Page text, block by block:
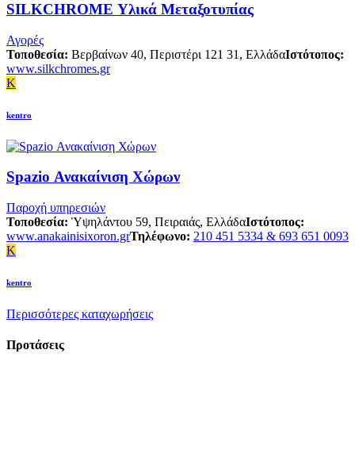
SILKCHROME Υλικά Μεταξοτυπίας
Αγορές
Τοποθεσία: Βερβαίνων 40, Περιστέρι 121 31, ΕλλάδαΙστότοπος:
www.silkchromes.gr
K
kentro
Spazio Ανακαίνιση Χώρων
Παροχή υπηρεσιών
Τοποθεσία: Ὑψηλάντου 59, Πειραιάς, ΕλλάδαΙστότοπος:
www.anakainisixoron.grΤηλέφωνο: 210 451 5334 & 693 651 0093
K
kentro
Περισσότερες καταχωρήσεις
Προτάσεις